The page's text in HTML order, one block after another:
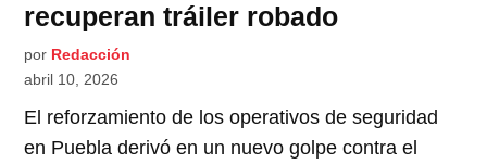
recuperan tráiler robado
por Redacción
abril 10, 2026
El reforzamiento de los operativos de seguridad
en Puebla derivó en un nuevo golpe contra el